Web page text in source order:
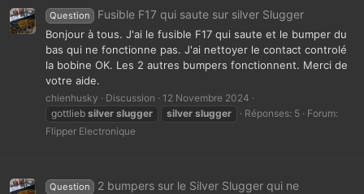
Question Fusible F17 qui saute sur silver Slugger
Bonjour à tous. J'ai le fusible F17 qui saute et le bumper du
bas qui ne fonctionne pas. J'ai nettoyer le contact controlé
la bobine OK. Les 2 autres bumpers fonctionnent. Merci de
votre aide.
chienhusky Discussion
12 Novembre 2024
gottlieb silver slugger silver slugger Réponses: 5
Forum:
Flipper Electronique
Question
2 bumpers sur le Silver Slugger qui ne